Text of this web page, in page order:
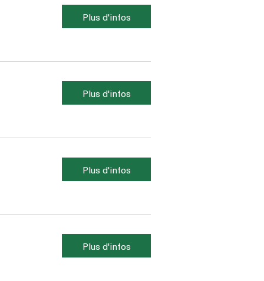
Plus d'infos
Plus d'infos
Plus d'infos
Plus d'infos